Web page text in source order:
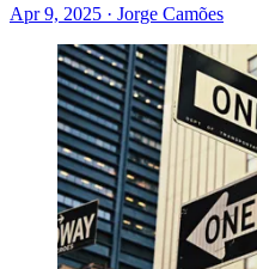
Apr 9, 2025 · Jorge Camões